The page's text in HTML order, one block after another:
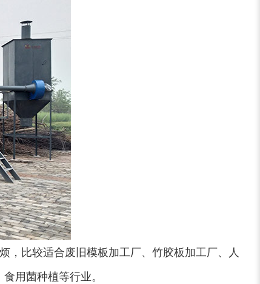
，比较适合废旧模板加工厂、竹胶板加工厂、人
用菌种植等行业。